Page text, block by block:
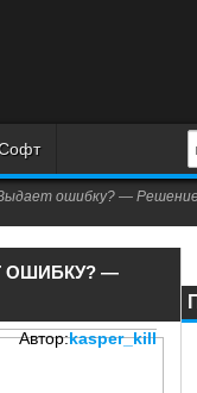
ошибку? —
ОШИБКУ? —
Автор:kasper_kill